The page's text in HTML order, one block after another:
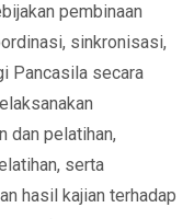
pembinaan
sinkronisasi,
Pancasila secara
dan pelatihan,
serta
hasil kajian terhadap